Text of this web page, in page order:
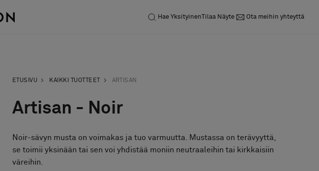
Hae YksityinenTilaa Näyte Ota meihin yhteyttä
ETUSIVU KAIKKI TUOTTEET ARTISAN
Artisan - Noir
Noir-sävyn musta on voimakas ja tuo varmuutta. Mustassa on terävyyttä,
se toimii yksinään tai sen voi yhdistää moniin neutraaleihin tai kirkkaisiin
väreihin.